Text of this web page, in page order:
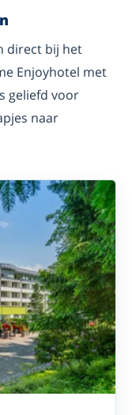
direct bij het
Enjoyhotel met
geliefd voor
naar